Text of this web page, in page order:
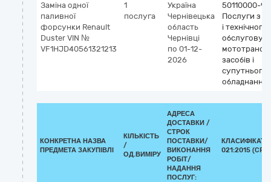
Заміна одної
паливної
форсунки Renault
Duster VIN №
VF1HJD40561321213
1
послуга
Україна
Чернівецька
область
Чернівці
по 01-12-
2026
50110000-9
Послуги з
і технічного
засобів і
супутнього
обладнання
КОНКРЕТНА НАЗВА
ПРЕДМЕТА ЗАКУПІВЛІ
КІЛЬКІСТЬ
/
ОД.ВИМІРУ
АДРЕСА
ДОСТАВКИ /
СТРОК
ПОСТАВКИ/
ВИКОНАННЯ
РОБІТ/
НАДАННЯ
ПОСЛУГ:
021:2015 (CPV)